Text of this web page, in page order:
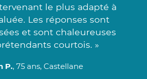
le plus adapté à
Les réponses sont
et sont chaleureuses
courtois. »
P., 75 ans, Castellane